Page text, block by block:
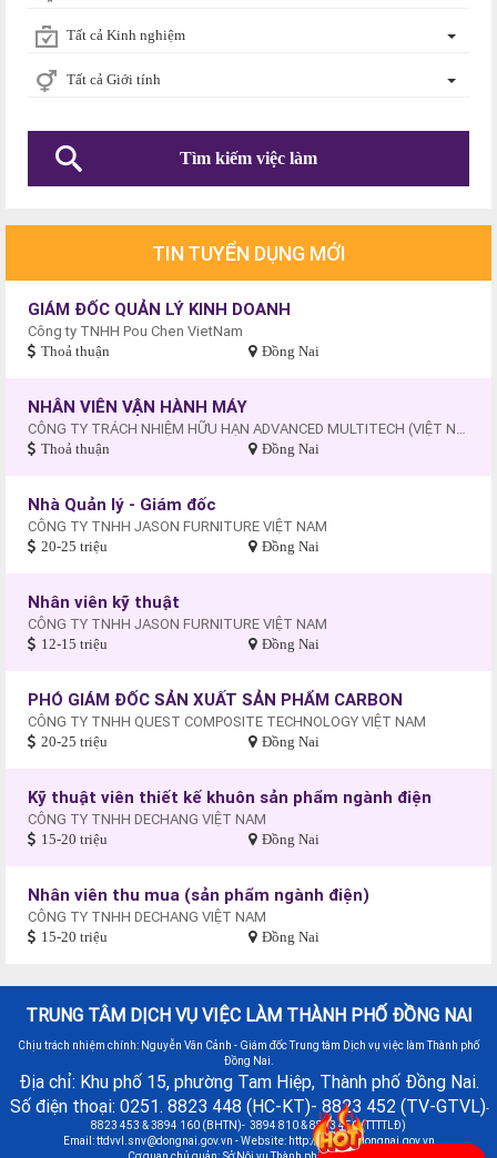
Tất cả Kinh nghiệm
Tất cả Giới tính
TIN TUYỂN DỤNG MỚI
GIÁM ĐỐC QUẢN LÝ KINH DOANH
Công ty TNHH Pou Chen VietNam
Thoả thuận Đồng Nai
NHÂN VIÊN VẬN HÀNH MÁY
CÔNG TY TRÁCH NHIỆM HỮU HẠN ADVANCED MULTITECH (VIỆT NAM)
Thoả thuận Đồng Nai
Nhà Quản lý - Giám đốc
CÔNG TY TNHH JASON FURNITURE VIỆT NAM
20-25 triệu Đồng Nai
Nhân viên kỹ thuật
CÔNG TY TNHH JASON FURNITURE VIỆT NAM
12-15 triệu Đồng Nai
PHÓ GIÁM ĐỐC SẢN XUẤT SẢN PHẨM CARBON
CÔNG TY TNHH QUEST COMPOSITE TECHNOLOGY VIỆT NAM
20-25 triệu Đồng Nai
Kỹ thuật viên thiết kế khuôn sản phẩm ngành điện
CÔNG TY TNHH DECHANG VIỆT NAM
15-20 triệu Đồng Nai
Nhân viên thu mua (sản phẩm ngành điện)
CÔNG TY TNHH DECHANG VIỆT NAM
15-20 triệu Đồng Nai
TRUNG TÂM DỊCH VỤ VIỆC LÀM THÀNH PHỐ ĐỒNG NAI
Chịu trách nhiệm chính: Nguyễn Văn Cảnh - Giám đốc Trung tâm Dịch vụ việc làm Thành phố
Đồng Nai.
Địa chỉ: Khu phố 15, phường Tam Hiệp, Thành phố Đồng Nai.
Số điện thoại: 0251. 8823 448 (HC-KT)- 8823 452 (TV-GTVL)-
8823 453 & 3894 160 (BHTN)- 3894 810 & 8823 451 (TTTTLĐ)
Email:ttdvvl.snv@dongnai.gov.vn - Website: http://vieclamdongnai.gov.vn